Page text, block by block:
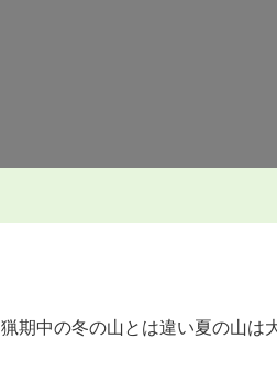
猟期中の冬の山とは違い夏の山は